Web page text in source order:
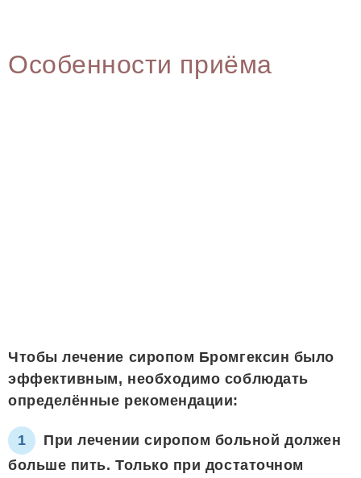
Особенности приёма
Чтобы лечение сиропом Бромгексин было
эффективным, необходимо соблюдать
определённые рекомендации:
При лечении сиропом больной должен
больше пить. Только при достаточном